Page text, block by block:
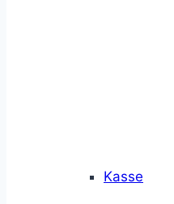
Kasse